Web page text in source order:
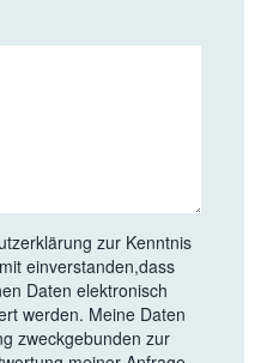
zur Kenntnis
einverstanden,dass
Daten elektronisch
werden. Meine Daten
zweckgebunden zur